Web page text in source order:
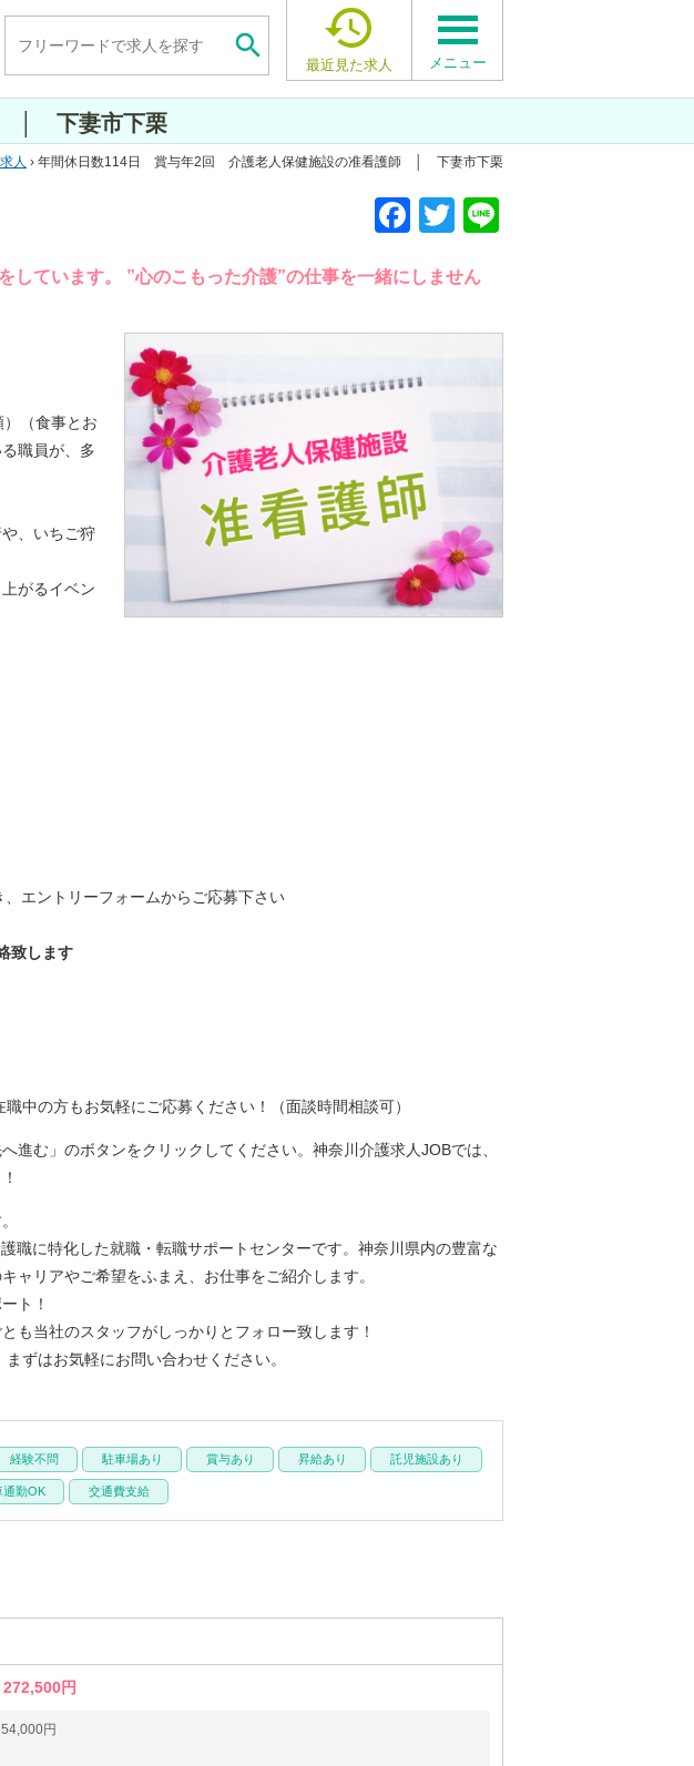
 
最近見た求人 メニュー
│ 下妻市下栗
求人 › 年間休日数114日 賞与年2回 介護老人保健施設の准看護師 │ 下妻市下栗
しています。 ”心のこもった介護”の仕事を一緒にしません
F
c
o
k
T
tt
（食事とお
職員が、多
、いちご狩
がるイベン
、エントリーフォームからご応募下さい
致します
中の方もお気軽にご応募ください！（面談時間相談可）
む」のボタンをクリックしてください。神奈川介護求人JOBでは、
職に特化した就職・転職サポートセンターです。神奈川県内の豊富な
ャリアやご希望をふまえ、お仕事をご紹介します。
ト！
も当社のスタッフがしっかりとフォロー致します！
ずはお気軽にお問い合わせください。
経験不問 駐車場あり 賞与あり 昇給あり 託児施設あり
通勤OK 交通費支給
円
円